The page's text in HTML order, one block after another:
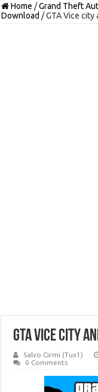
Home /Grand Theft
Download /GTA Vice city
GTA Vice city
Salvo Cirmi (Tux1)
0 Comments